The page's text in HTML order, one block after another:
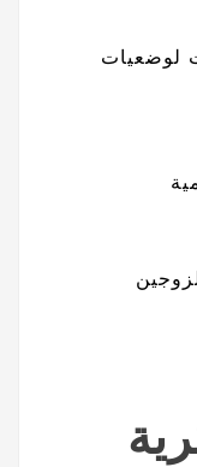
لوضعيات